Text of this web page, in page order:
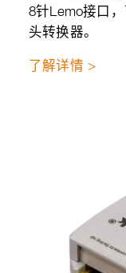
8针Lemo接口
头转换器。
了解详情 >